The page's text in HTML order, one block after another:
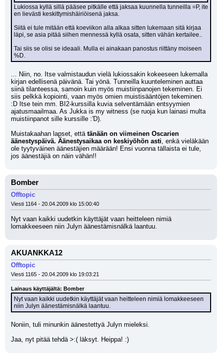
Lukiossa kyllä sillä pääsee pitkälle että jaksaa kuunnella tunneilla =P, ite
en lievästi keskittymishäiriöisenä jaksa.
Siitä ei tule mitään että koeviikon alla alkaa sitten lukemaan sitä kirjaa
läpi, se asia pitää siihen mennessä kyllä osata, sitten vähän kertailee..
Tai siis se olisi se ideaali. Mulla ei ainakaan panostus riittäny moiseen
%D.
... Niin, no. Itse valmistaudun vielä lukiossakin kokeeseen lukemalla
kirjan edellisenä päivänä. Tai yönä. Tunneilla kuunteleminen auttaa
siinä tilanteessa, samoin kuin myös muistiinpanojen tekeminen. Ei
siis pelkkä kopiointi, vaan myös omien muistisääntöjen tekeminen.
:D Itse tein mm. BI2-kurssilla kuvia selventämään entsyymien
ajatusmaailmaa. As Jukka is my witness (se ruoja kun lainasi multa
muistiinpanot sille kurssille :'D).
Muistakaahan lapset, että tänään on viimeinen Oscarien
äänestyspäivä. Äänestysaikaa on keskiyöhön asti, enkä vieläkään
ole tyytyväinen äänestäjien määrään! Ensi vuonna tällaista ei tule,
jos äänestäjiä on näin vähän!!
Bomber
Offtopic
Viesti 1164 - 20.04.2009 klo 15:00:40
Nyt vaan kaikki uudetkin käyttäjät vaan heitteleen nimiä
lomakkeeseen niin Julyn äänestämisnälkä laantuu.
AKUANKKA12
Offtopic
Viesti 1165 - 20.04.2009 klo 19:03:21
Lainaus käyttäjältä: Bomber
Nyt vaan kaikki uudetkin käyttäjät vaan heitteleen nimiä lomakkeeseen
niin Julyn äänestämisnälkä laantuu.
Noniin, tuli minunkin äänestettyä Julyn mieleksi.
Jaa, nyt pitää tehdä >:( läksyt. Heippa! :)